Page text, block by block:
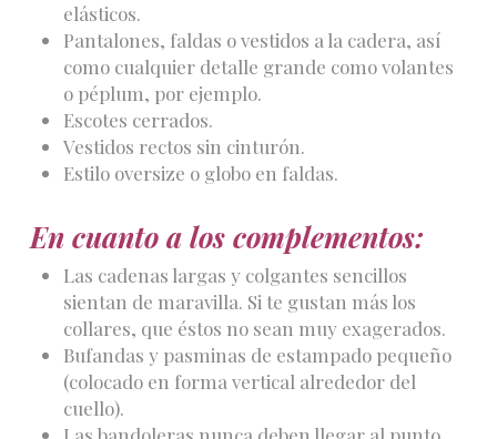
elásticos.
Pantalones, faldas o vestidos a la cadera, así
como cualquier detalle grande como volantes
o péplum, por ejemplo.
Escotes cerrados.
Vestidos rectos sin cinturón.
Estilo oversize o globo en faldas.
En cuanto a los complementos:
Las cadenas largas y colgantes sencillos
sientan de maravilla. Si te gustan más los
collares, que éstos no sean muy exagerados.
Bufandas y pasminas de estampado pequeño
(colocado en forma vertical alrededor del
cuello).